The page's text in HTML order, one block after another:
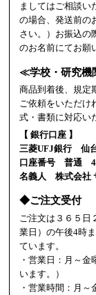
ましてはご相談い
の場合、発送前の
さい。）お振込の
のお名前にてお願
≪学校・研究
商品到着後、規定
ご依頼をいただけ
式・書類に対応い
【 銀行口座 】
三菱UFJ銀行 仙
口座番号 普通
名義人 株式会社
◆ご注文受付
ご注文は３６５日
業日）の午後4時
ています。
・営業日：月～
います。）
・営業時間：月～